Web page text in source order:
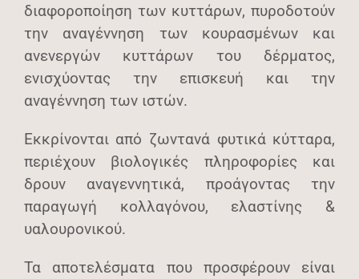
διαφοροποίηση των κυττάρων, πυροδοτούν
την αναγέννηση των κουρασμένων και
ανενεργών κυττάρων του δέρματος,
ενισχύοντας την επισκευή και την
αναγέννηση των ιστών.
Εκκρίνονται από ζωντανά φυτικά κύτταρα,
περιέχουν βιολογικές πληροφορίες και
δρουν αναγεννητικά, προάγοντας την
παραγωγή κολλαγόνου, ελαστίνης &
υαλουρονικού.
Τα αποτελέσματα που προσφέρουν είναι